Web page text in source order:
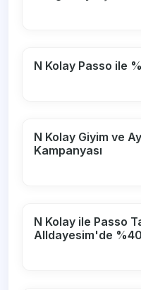
N Kolay Passo ile
N Kolay Giyim ve
Kampanyası
N Kolay ile Passo
Alldayesim'de